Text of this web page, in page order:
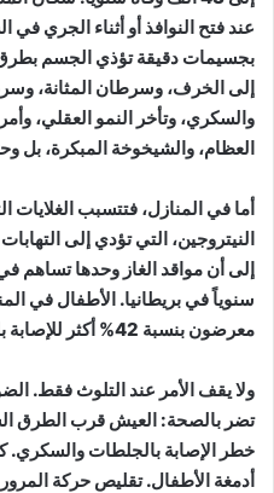
عند فتح النوافذ أو أثناء الجري
بجسيمات دقيقة تؤذي الجسم
إلى الخرف، وسرطان المثانة،
والسكري، وتأخر النمو العقلي،
العظام، والشيخوخة المبكرة، بل
أما في المنازل، فتتسبب الغلايات
النيتروجين، التي تؤدي إلى
سنوياً في بريطانيا. الأطفال في
معرضون بنسبة 42% أكثر للإصابة بالربو.
ولا يقف الأمر عند التلوث فقط.
تضر بالصحة: العيش قرب الطرق
خطر الإصابة بالجلطات والسكري.
أدمغة الأطفال. تقليص حركة